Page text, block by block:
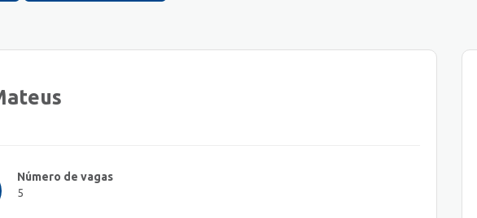
Número de vagas
5